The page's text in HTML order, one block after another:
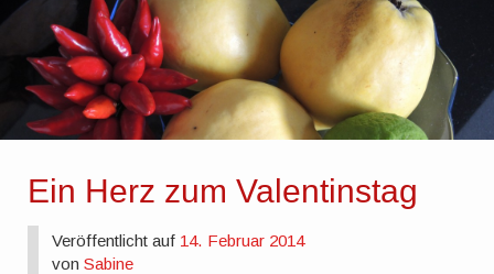
Ein Herz zum Valentinstag
Veröffentlicht auf 14. Februar 2014
vonSabine